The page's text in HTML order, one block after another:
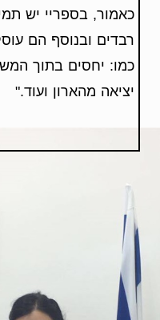
כאמור, בספריי יש
רבדים ובנוסף הם
כמו: יחסים בתוך
יציאה מהארון ועוד."